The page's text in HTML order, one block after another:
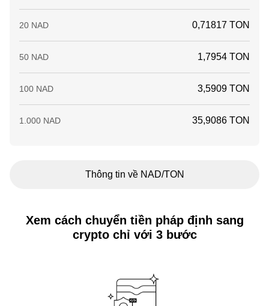
20 NAD 0,71817 TON
50 NAD 1,7954 TON
100 NAD 3,5909 TON
1.000 NAD 35,9086 TON
Thông tin về NAD/TON
Xem cách chuyển tiền pháp định sang
crypto chỉ với 3 bước